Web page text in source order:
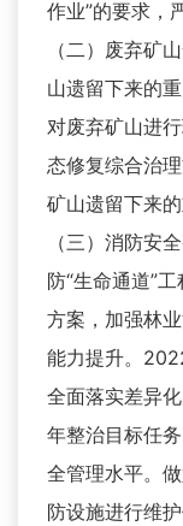
作业”的要求，
（二）废弃矿
山遗留下来的
对废弃矿山进
态修复综合治
矿山遗留下来
（三）消防安
防“生命通道”
方案，加强林
能力提升。
全面落实差异
年整治目标任
全管理水平。
防设施进行维